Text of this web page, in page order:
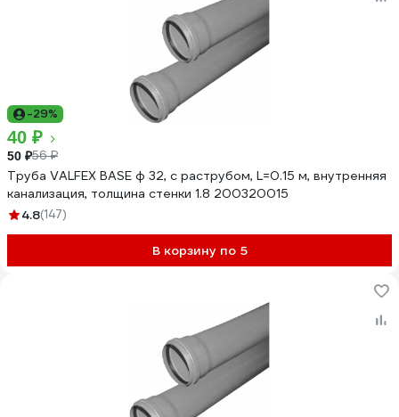
-29%
40 ₽
50 ₽56 ₽
Труба VALFEX BASE ф 32, с раструбом, L=0.15 м, внутренняя
канализация, толщина стенки 1.8 200320015
4.8(147)
В корзину по 5